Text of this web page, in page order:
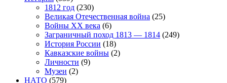
1812 год (230)
Великая Отечественная война (25)
Войны XX века (6)
Заграничный поход 1813 — 1814 (249)
История России (18)
Кавказские войны (2)
Личности (9)
Музеи (2)
НАТО (579)